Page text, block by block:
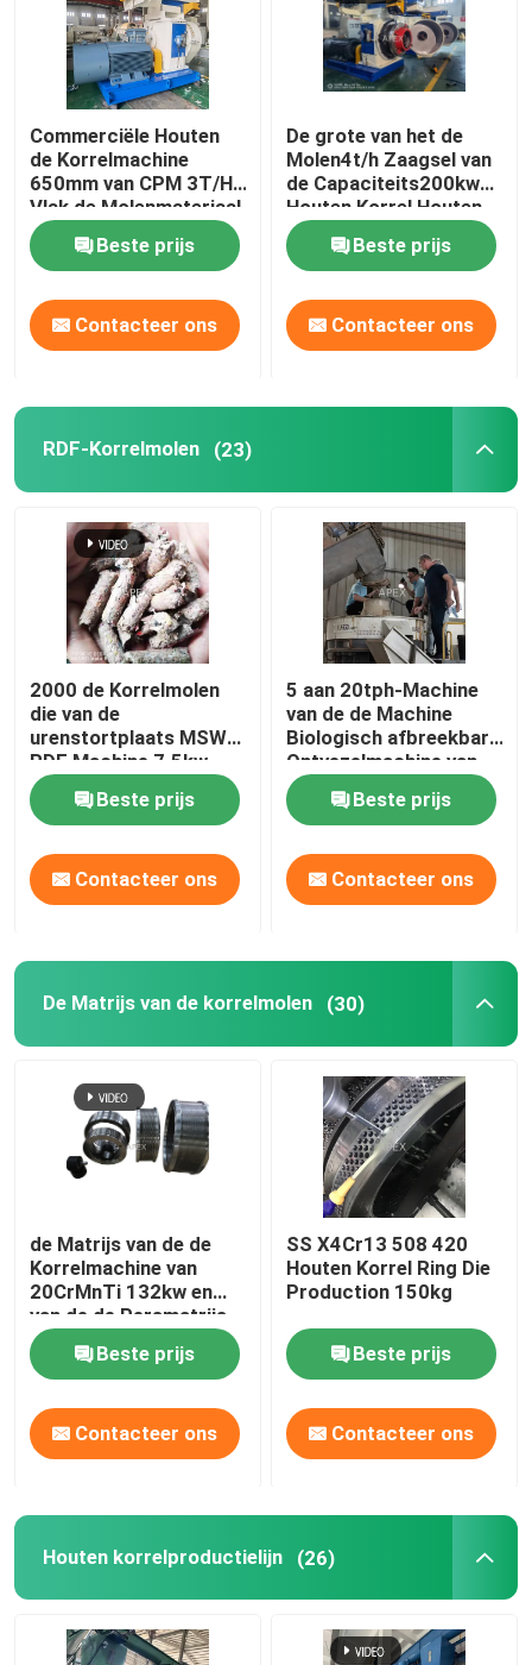
Thuis
Producten
Video's
Over ons
Fabrieksreis
Kwaliteitscontrole
Contacteer ons
nieuws
Alle Gevallen
Vraag een offerte aan
De Molenmachine van de biomassakorrel
houten korrelmolen
RDF-Korrelmolen
De Matrijs van de korrelmolen
De Vervangstukken van de korrelpers
Houtbreker van biomassa
Commerciële Houten
de Korrelmachine
650mm van CPM 3T/H
Vlak de Molenmateriaal
van de Matrijzenkorrel
Beste prijs
Contacteer ons
De grote van het de
Molen4t/h Zaagsel van
de Capaciteits200kw
Houten Korrel Houten
Korrel die
Molenmachine maken
Beste prijs
Contacteer ons
RDF-Korrelmolen (23)
2000 de Korrelmolen
die van de
urenstortplaats MSW
RDF Machine 7.5kw
maken
Beste prijs
Contacteer ons
5 aan 20tph-Machine
van de de Machine
Biologisch afbreekbare
Ontvezelmachine van
het Papier de
Kartonnen Papierafval
Verpletterende
Beste prijs
Contacteer ons
De Matrijs van de korrelmolen (30)
de Matrijs van de de
Korrelmachine van
20CrMnTi 132kw en
van de de Persmatrijs
van de Rol180kg Korrel
Reeks Beste prijs
Contacteer ons
SS X4Cr13 508 420
Houten Korrel Ring Die
Production 150kg
Beste prijs
Contacteer ons
Houten korrelproductielijn (26)